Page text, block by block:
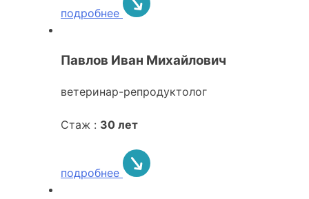
подробнее
Павлов Иван Михайлович
ветеринар-репродуктолог
Стаж : 30 лет
подробнее